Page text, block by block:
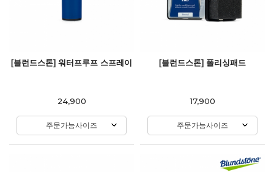
[블런드스톤] 워터프루프 스프레이
24,900
주문가능사이즈
[블런드스톤] 폴리싱패드
17,900
주문가능사이즈